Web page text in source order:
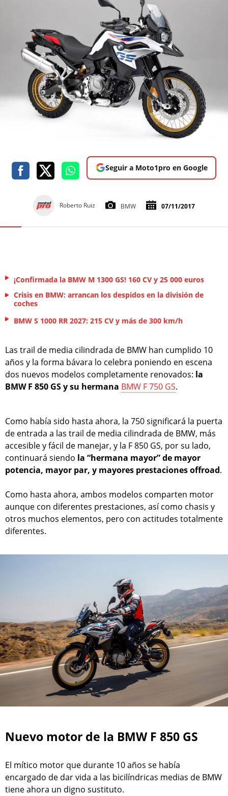
Seguir a Moto1pro en Google
Roberto Ruiz BMW 07/11/2017
¡Confirmada la BMW M 1300 GS! 160 CV y 25 000 euros
Crisis en BMW: arrancan los despidos en la división de
coches
BMW S 1000 RR 2027: 215 CV y más de 300 km/h
Las trail de media cilindrada de BMW han cumplido 10
años y la forma bávara lo celebra poniendo en escena
dos nuevos modelos completamente renovados: la
BMW F 850 GS y su hermana BMW F 750 GS.
Como había sido hasta ahora, la 750 significará la puerta
de entrada a las trail de media cilindrada de BMW, más
accesible y fácil de manejar, y la F 850 GS, por su lado,
continuará siendo la “hermana mayor” de mayor
potencia, mayor par, y mayores prestaciones offroad.
Como hasta ahora, ambos modelos comparten motor
aunque con diferentes prestaciones, así como chasis y
otros muchos elementos, pero con actitudes totalmente
diferentes.
Nuevo motor de la BMW F 850 GS
El mítico motor que durante 10 años se había
encargado de dar vida a las bicilíndricas medias de BMW
tiene ahora un digno sustituto.